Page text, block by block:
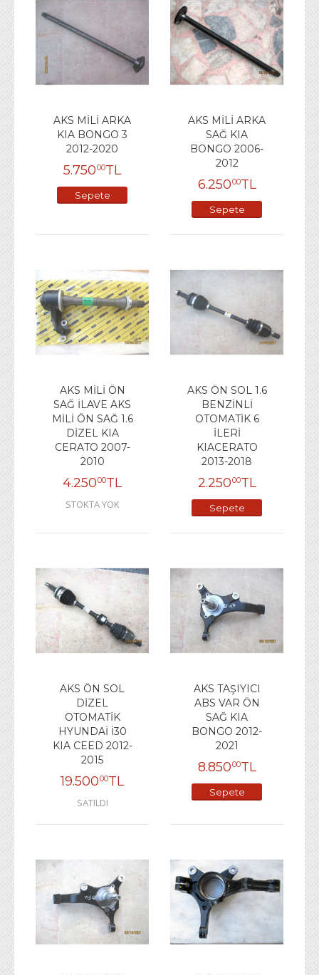
AKS MİLİ ARKA
KIA BONGO 3
2012-2020
5.75000TL
Sepete
AKS MİLİ ARKA
SAĞ KIA
BONGO 2006-
2012
6.25000TL
Sepete
AKS MİLİ ÖN
SAĞ İLAVE AKS
MİLİ ÖN SAĞ 1.6
DİZEL KIA
CERATO 2007-
2010
4.25000TL
STOKTA YOK
AKS ÖN SOL 1.6
BENZİNLİ
OTOMATİK 6
İLERİ
KIACERATO
2013-2018
2.25000TL
Sepete
AKS ÖN SOL
DİZEL
OTOMATİK
HYUNDAİ İ30
KIA CEED 2012-
2015
19.50000TL
SATILDI
AKS TAŞIYICI
ABS VAR ÖN
SAĞ KIA
BONGO 2012-
2021
8.85000TL
Sepete